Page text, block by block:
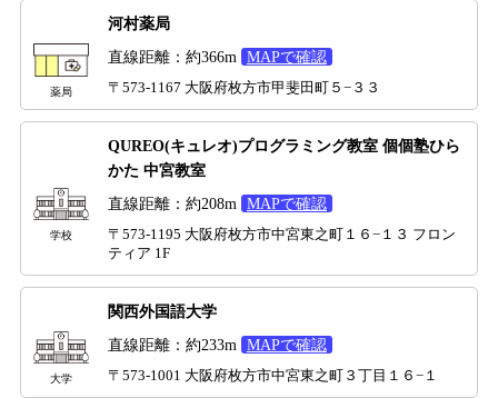
薬局
河村薬局
直線距離：約366m
MAPで確認
〒573-1167 大阪府枚方市甲斐田町５−３３
学校
QUREO(キュレオ)プログラミング教室 個個塾ひら
かた 中宮教室
直線距離：約208m
MAPで確認
〒573-1195 大阪府枚方市中宮東之町１６−１３ フロン
ティア 1F
大学
関西外国語大学
直線距離：約233m
MAPで確認
〒573-1001 大阪府枚方市中宮東之町３丁目１６−１